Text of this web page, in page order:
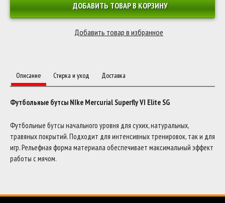
ДОБАВИТЬ ТОВАР В КОРЗИНУ
Описание Стирка и уход Доставка
Футбольные бутсы NIke Mercurial Superfly VI Elite SG
Футбольные бутсы начального уровня для сухих, натуральных,
травяных покрытий. Подходит для интенсивных тренировок, так и для
игр. Рельефная форма материала обеспечивает максимальный эффект
работы с мячом.